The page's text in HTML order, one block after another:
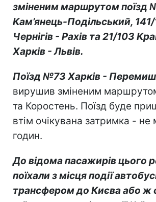
зміненим маршрутом поїзд
Кам’янець-Подільський,
Чернігів - Рахів та 21/103
Харків - Львів.
Поїзд №73 Харків -
вирушив зміненим
та Коростень. Поїзд буде
втім очікувана затримка -
годин.
До відома пасажирів цього
поїхали з місця події
трансфером до Києва або ж